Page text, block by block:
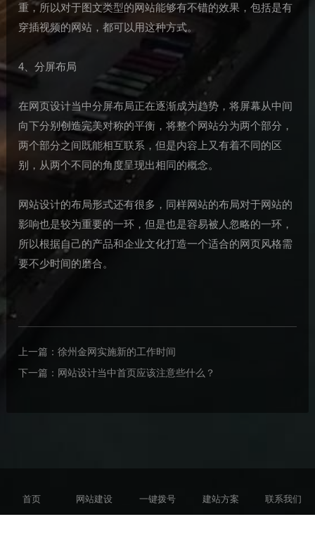
重，所以对于图文类型的网站能够有不错的效果，包括是有
穿插视频的网站，都可以用这种方式。
4、分屏布局
在网页设计当中分屏布局正在逐渐成为趋势，将屏幕从中间
向下分别创造完美对称的平衡，将整个网站分为两个部分，
两个部分之间既能相互联系，但是内容上又有着不同的区
别，从两个不同的角度呈现出相同的概念。
网站设计的布局形式还有很多，同样网站的布局对于网站的
影响也是较为重要的一环，但是也是容易被人忽略的一环，
所以根据自己的产品和企业文化打造一个适合的网页风格需
要不少时间的磨合。
上一篇：徐州金网实施新的工作时间
下一篇： 网站设计当中首页应该注意些什么？
首页 网站建设 一键拨号 建站方案 联系我们